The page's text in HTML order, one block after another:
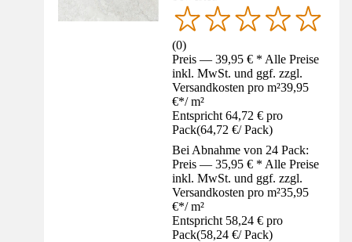
(0)
Preis — 39,95 € * Alle Preise
inkl. MwSt. und ggf. zzgl.
Versandkosten pro m²39,95
€*/ m²
Entspricht 64,72 € pro
Pack(64,72 €/ Pack)
Bei Abnahme von 24 Pack:
Preis — 35,95 € * Alle Preise
inkl. MwSt. und ggf. zzgl.
Versandkosten pro m²35,95
€*/ m²
Entspricht 58,24 € pro
Pack(58,24 €/ Pack)